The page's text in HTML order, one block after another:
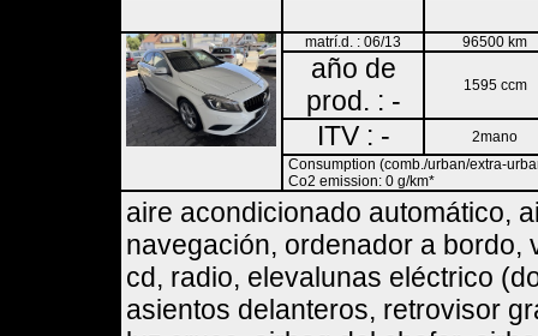
matrí.d. : 06/13 96500 km
año de
prod. : -
1595 ccm
ITV : -
2mano
Consumption (comb./urban/extra-
Co2 emission: 0 g/km*
aire acondicionado automático,
navegación, ordenador a bordo,
cd, radio, elevalunas eléctrico
asientos delanteros, retrovisor